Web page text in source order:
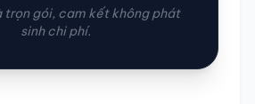
trọn gói, cam kết không phát
sinh chi phí.